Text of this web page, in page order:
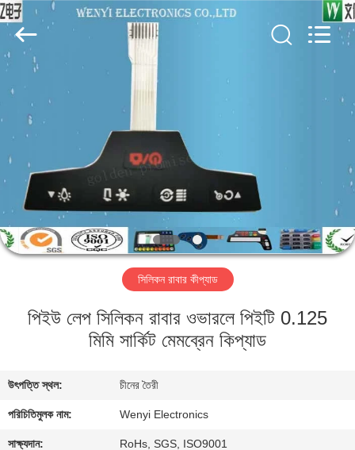
বাড়ি
পণ্য
আমাদের
সম্পর্কে
কারখানা
যোগাযোগ
Jinyuanhang
Electronic
Technology
Co.,
All
Rights
Reserved.
সিলিকন রাবার কীপ্যাড
পিইউ লেপ সিলিকন রাবার ওভারলে পিইটি 0.125
মিমি সার্কিট মেমব্রেন কিপ্যাড
উৎপত্তি স্থল: চীনের তৈরী
পরিচিতিমুলক নাম: Wenyi Electronics
সাক্ষ্যদান: RoHs, SGS, ISO9001